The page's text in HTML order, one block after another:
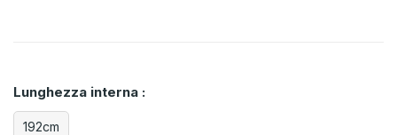
Lunghezza interna :
192cm